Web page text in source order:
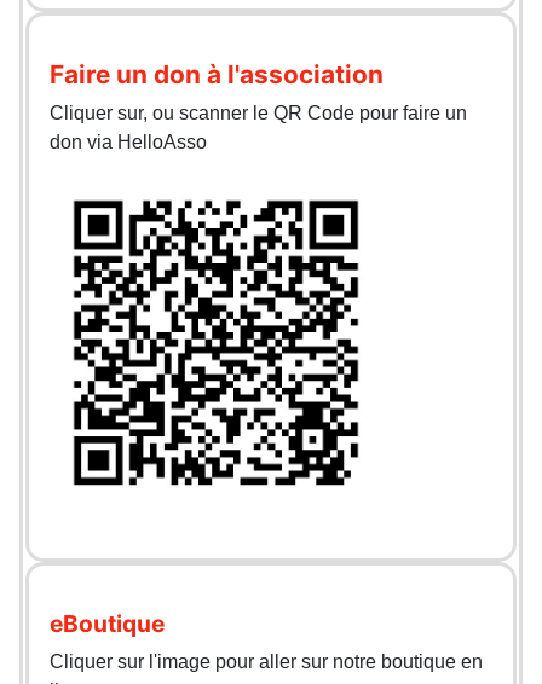
Faire un don à l'association
Cliquer sur, ou scanner le QR Code pour faire un
don via HelloAsso
eBoutique
Cliquer sur l'image pour aller sur notre boutique en